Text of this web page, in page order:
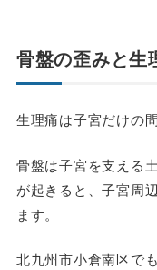
骨盤の歪みと生
生理痛は子宮だけの
骨盤は子宮を支える
が起きると、子宮周
ます。
北九州市小倉南区で